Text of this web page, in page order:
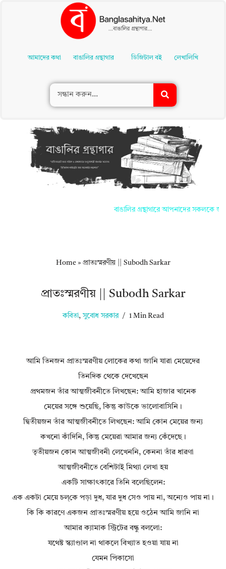
Contentআমাদের কথা বাঙালির গ্রন্থাগার ডিজিটাল বই লেখালিখি
বাঙালির গ্রন্থাগারে আপনাদের সকলকে জানাই
Home» প্রাতঃস্মরণীয় || Subodh Sarkar
প্রাতঃস্মরণীয় || Subodh Sarkar
কবিতা, সুবোধ সরকার 1 Min Read
আমি তিনজন প্রাতঃস্মরণীয় লোকের কথা জানি যারা মেয়েদের
তিনদিক থেকে দেখেছেন
প্রথমজন তাঁর আত্মজীবনীতে লিখছেন: আমি হাজার খানেক
মেয়ের সঙ্গে শুয়েছি, কিন্তু কাউকে ভালোবাসিনি।
দ্বিতীয়জন তাঁর আত্মজীবনীতে লিখছেন: আমি কোন মেয়ের জন্য
কখনো কাঁদিনি, কিন্তু মেয়েরা আমার জন্য কেঁদেছে।
তৃতীয়জন কোন আত্মজীবনী লেখেননি, কেননা তাঁর ধারণা
আত্মজীবনীতে বেশিটাই মিথ্যা লেখা হয়
একটি সাক্ষাৎকারে তিনি বলেছিলেন:
এক একটা মেয়ে চল্‌কে পড়া দুধ, যার দুধ সেও পায় না, অন্যেও পায় না।
কি কি কারণে একজন প্রাতঃস্মরণীয় হয়ে ওঠেন আমি জানি না
আমার ক্যামাক স্ট্রিটের বন্ধু বললো:
যথেষ্ট স্ক্যাণ্ডাল না থাকলে বিখ্যাত হওয়া যায় না
যেমন পিকাসো